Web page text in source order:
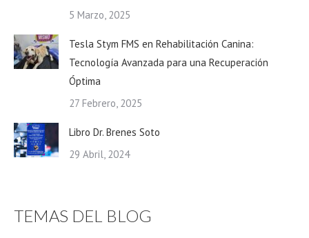
5 Marzo, 2025
Tesla Stym FMS en Rehabilitación Canina:
Tecnología Avanzada para una Recuperación
Óptima
27 Febrero, 2025
Libro Dr. Brenes Soto
29 Abril, 2024
TEMAS DEL BLOG